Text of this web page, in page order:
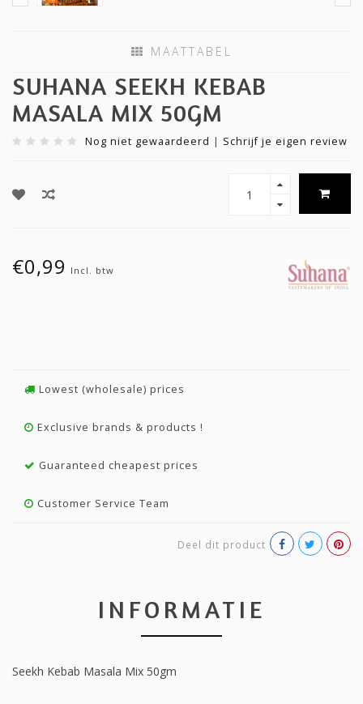
MAATTABEL
SUHANA SEEKH KEBAB
MASALA MIX 50GM
Nog niet gewaardeerd | Schrijf je eigen review
€0,99 Incl. btw
Lowest (wholesale) prices
Exclusive brands & products !
Guaranteed cheapest prices
Customer Service Team
Deel dit product
INFORMATIE
Seekh Kebab Masala Mix 50gm